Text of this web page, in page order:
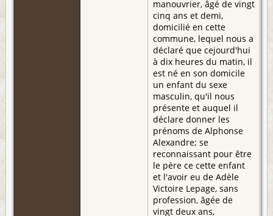
manouvrier, âgé de vingt
cinq ans et demi,
domicilié en cette
commune, lequel nous a
déclaré que cejourd'hui
à dix heures du matin, il
est né en son domicile
un enfant du sexe
masculin, qu'il nous
présente et auquel il
déclare donner les
prénoms de Alphonse
Alexandre; se
reconnaissant pour être
le père ce cette enfant
et l'avoir eu de Adèle
Victoire Lepage, sans
profession, âgée de
vingt deux ans,